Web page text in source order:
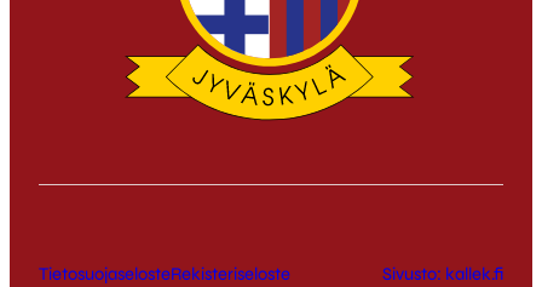
TietosuojaselosteRekisteriseloste Sivusto: kallek.fi